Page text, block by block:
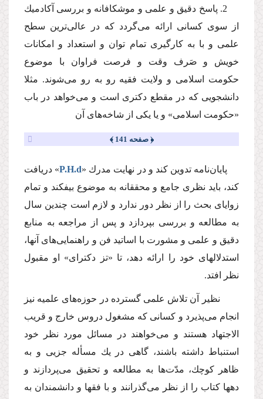
2. پاسخ دقیق و علمى و موشكافانه و بررسى آكادمیك
از سوى كسانى ارائه مى‌گردد كه در عالى‌ترین سطح
علمى و با به كارگیرى تمام توان و استعداد و امكانات
خویش و صَرف وقت و فرصت فراوان با موضوع
حكومت اسلامى و ولایت فقیه رو به رو مى‌شوند. مثلا
دانشجویى كه در مقطع دكترى است و مى‌خواهد در باب
«حكومت اسلامى» و یا یكى از شاخه‌هاى آن
﴿ صفحه 141 ﴾
پایان‌نامه تدوین كند و در نهایت مدرك «P.H.d» دریافت
كند، باید نظرى جامع و محققانه به موضوع بیفكند و تمام
زوایاى بحث را از نظر دور ندارد و لازم است چندین سال
به مطالعه و بررسى بپردازد و پس از مراجعه به منابع
دقیق و علمى و مشورت با اساتید فن و راهنمایى‌هاى آنها،
استدلالهاى خود را ارائه دهد، تا «تز دكتراى» او مقبول
نظر افتد.
نظیر آن تلاش علمى گسترده در حوزه‌هاى علمیه نیز
انجام مى‌پذیرد و كسانى كه مشغول دروس خارج و قریب
الاجتهاد هستند و مى‌خواهند در مسائل مورد نظر خود
استنباط داشته باشند، گاهى در یك مسأله جزیى و به
ظاهر كوچك، مدّت‌ها به مطالعه و تحقیق مى‌پردازند و
دهها كتاب را از نظر مى‌گذرانند و با فقها و دانشمندان به